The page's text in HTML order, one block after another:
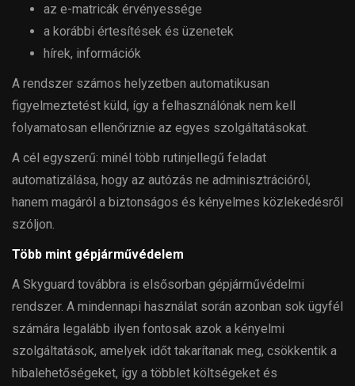
az e-matricák érvényessége
a korábbi értesítések és üzenetek
hírek, információk
A rendszer számos helyzetben automatikusan
figyelmeztetést küld, így a felhasználónak nem kell
folyamatosan ellenőriznie az egyes szolgáltatásokat.
A cél egyszerű: minél több rutinjellegű feladat
automatizálása, hogy az autózás ne adminisztrációról,
hanem magáról a biztonságos és kényelmes közlekedésről
szóljon.
Több mint gépjárművédelem
A Skyguard továbbra is elsősorban gépjárművédelmi
rendszer. A mindennapi használat során azonban sok ügyfél
számára legalább ilyen fontosak azok a kényelmi
szolgáltatások, amelyek időt takarítanak meg, csökkentik a
hibalehetőségeket, így a többlet költségeket és